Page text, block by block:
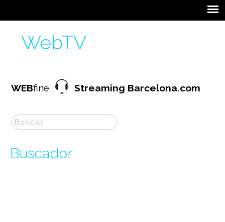
WebTV
WEBfineStreaming Barcelona.com
Buscador